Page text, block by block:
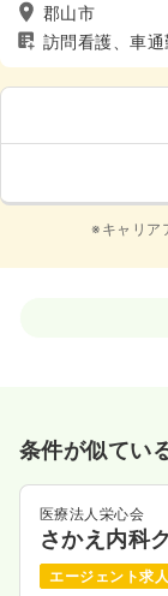
郡山市
訪問看護、車通
※キャリア
条件が似てい
医療法人栄心会
さかえ内科
エージェント求人